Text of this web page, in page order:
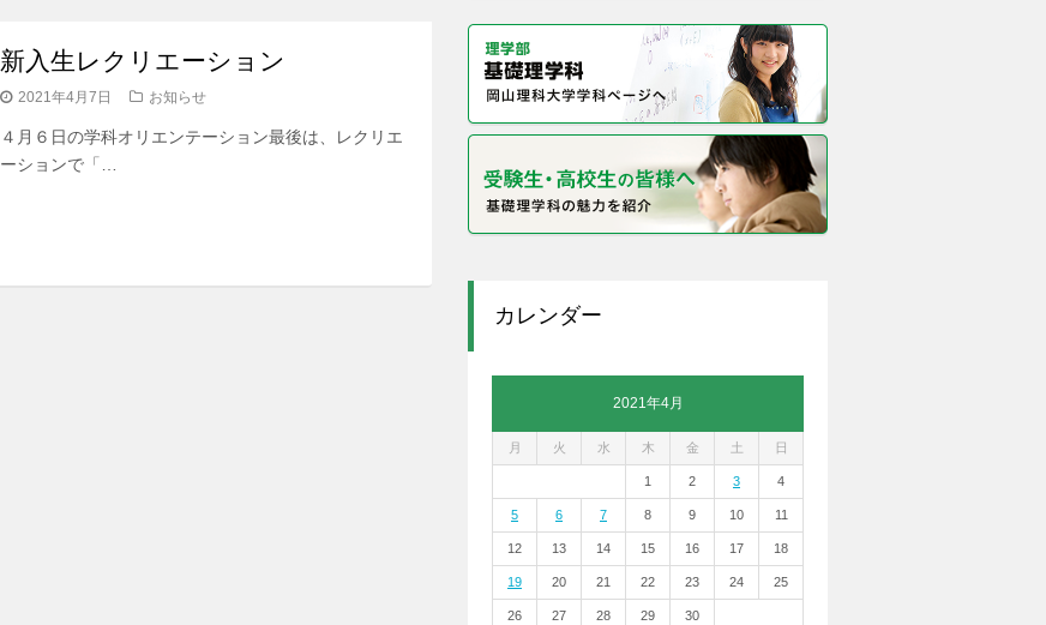
新入生レクリエーション
2021年4月7日 お知らせ
４月６日の学科オリエンテーション最後は、レクリエ
ーションで「…
カレンダー
2021年4月
月 火 水 木 金 土 日
1 2 3 4
5 6 7 8 9 10 11
12 13 14 15 16 17 18
19 20 21 22 23 24 25
26 27 28 29 30